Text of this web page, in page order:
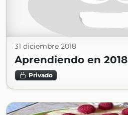
31 diciembre 2018
Aprendiendo en 2018
Privado